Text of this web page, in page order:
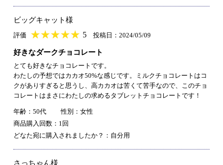
ビッグキャット様
評価 ★★★★★
★★★★★ 5 投稿日：2024/05/09
好きなダークチョコレート
とても好きなチョコレートです。
わたしの予想ではカカオ50%な感じです。ミルクチョコレートはコ
クがありすぎると思うし、高カカオは苦くて苦手なので、このチョ
コレートはまさにわたしの求めるタブレットチョコレートです！
年齢：50代
性別：女性
商品購入回数：1回
どなた宛に購入されましたか？：自分用
さっちゃん様